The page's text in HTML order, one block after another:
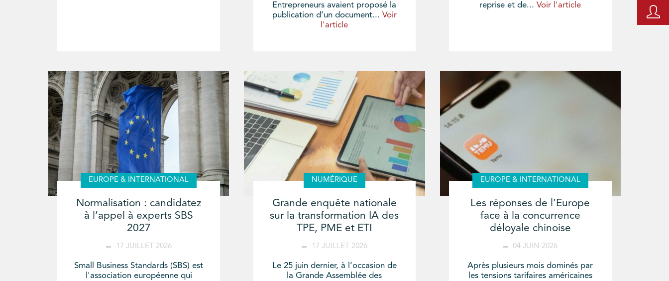
Entrepreneurs avaient proposé la
publication d’un document... Voir
l'article
reprise et de...Voir l'article
EUROPE & INTERNATIONAL
Normalisation : candidatez
à l’appel à experts SBS
2027
17 JUILLET 2026
Small Business Standards (SBS) est
l'association européenne qui
NUMÉRIQUE
Grande enquête nationale
sur la transformation IA des
TPE, PME et ETI
17 JUILLET 2026
Le 25 juin dernier, à l’occasion de
la Grande Assemblée des
EUROPE & INTERNATIONAL
Les réponses de l’Europe
face à la concurrence
déloyale chinoise
04 JUIN 2026
Après plusieurs mois dominés par
les tensions tarifaires américaines